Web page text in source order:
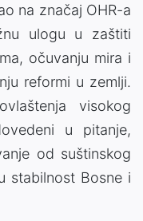
na značaj OHR-a
ulogu u zaštiti
očuvanju mira i
reformi u zemlji.
visokog
u pitanje,
od suštinskog
stabilnost Bosne i